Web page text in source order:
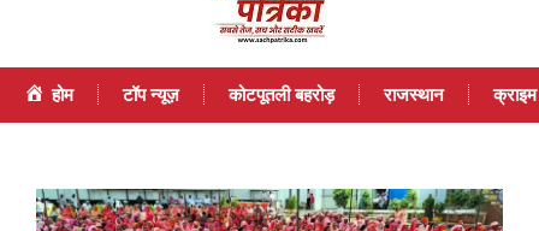
होम टॉप न्यूज़ कोटपूतली बहरोड़ राजस्थान क्राइम